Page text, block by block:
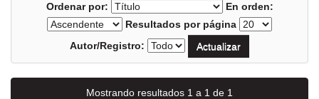
Ordenar por:
En orden:
Resultados por página
Autor/Registro:
Mostrando resultados 1 a 1 de 1